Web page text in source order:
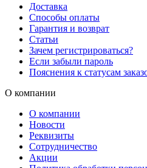
Доставка
Способы оплаты
Гарантия и возврат
Статьи
Зачем регистрироваться?
Если забыли пароль
Пояснения к статусам
О компании
О компании
Новости
Реквизиты
Сотрудничество
Акции